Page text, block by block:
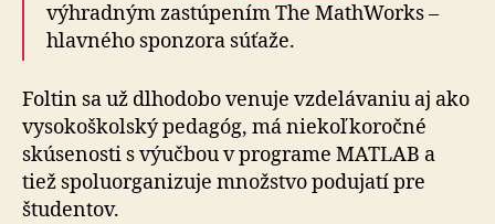
výhradným zastúpením The MathWorks –
hlavného sponzora súťaže.
Foltin sa už dlhodobo venuje vzdelávaniu aj ako
vysokoškolský pedagóg, má niekoľkoročné
skúsenosti s výučbou v programe MATLAB a
tiež spoluorganizuje množstvo podujatí pre
študentov.